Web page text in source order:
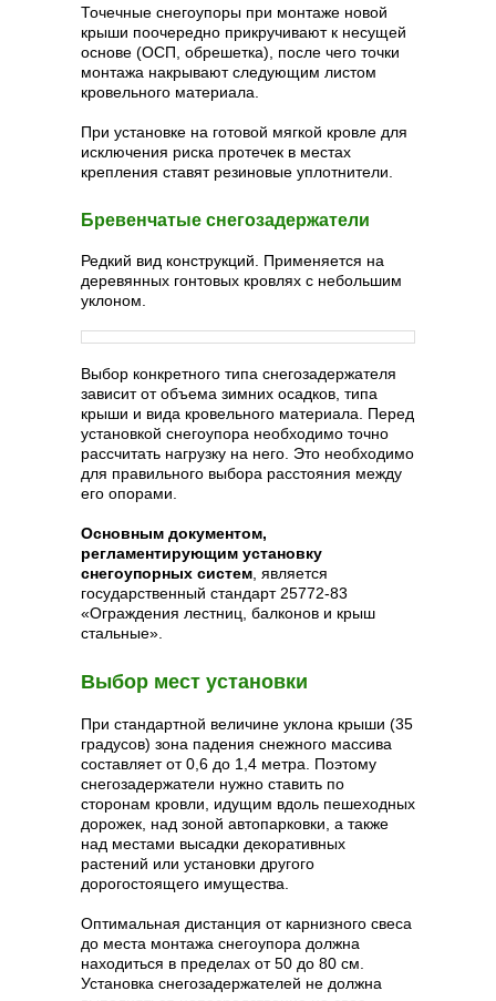
Точечные снегоупоры при монтаже новой
крыши поочередно прикручивают к несущей
основе (ОСП, обрешетка), после чего точки
монтажа накрывают следующим листом
кровельного материала.
При установке на готовой мягкой кровле для
исключения риска протечек в местах
крепления ставят резиновые уплотнители.
Бревенчатые снегозадержатели
Редкий вид конструкций. Применяется на
деревянных гонтовых кровлях с небольшим
уклоном.
Выбор конкретного типа снегозадержателя
зависит от объема зимних осадков, типа
крыши и вида кровельного материала. Перед
установкой снегоупора необходимо точно
рассчитать нагрузку на него. Это необходимо
для правильного выбора расстояния между
его опорами.
Основным документом,
регламентирующим установку
снегоупорных систем , является
государственный стандарт 25772-83
«Ограждения лестниц, балконов и крыш
стальные».
Выбор мест установки
При стандартной величине уклона крыши (35
градусов) зона падения снежного массива
составляет от 0,6 до 1,4 метра. Поэтому
снегозадержатели нужно ставить по
сторонам кровли, идущим вдоль пешеходных
дорожек, над зоной автопарковки, а также
над местами высадки декоративных
растений или установки другого
дорогостоящего имущества.
Оптимальная дистанция от карнизного свеса
до места монтажа снегоупора должна
находиться в пределах от 50 до 80 см.
Установка снегозадержателей не должна